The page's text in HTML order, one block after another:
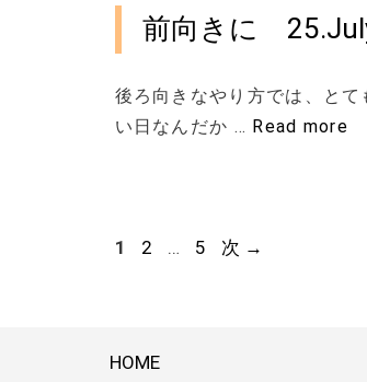
前向きに
後ろ向きなやり方では、と
い日なんだか … Read more
ペ
1
ペ
2 …
ペ
5 次 →
HOME